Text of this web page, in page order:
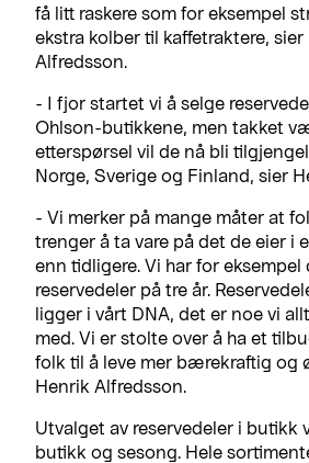
få litt raskere som for eksempel
ekstra kolber til kaffetraktere, sier
Alfredsson.
- I fjor startet vi å selge
Ohlson-butikkene, men takket
etterspørsel vil de nå bli
Norge, Sverige og Finland, sier
- Vi merker på mange måter at
trenger å ta vare på det de eier i
enn tidligere. Vi har for
reservedeler på tre år.
ligger i vårt DNA, det er noe vi
med. Vi er stolte over å ha et
folk til å leve mer bærekraftig og
Henrik Alfredsson.
Utvalget av reservedeler i butikk
butikk og sesong. Hele